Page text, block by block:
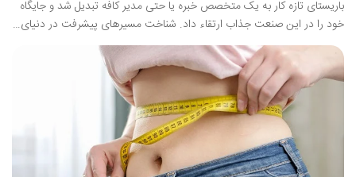
باریستای تازه کار به یک متخصص خبره یا حتی مدیر کافه تبدیل شد و جایگاه
خود را در این صنعت جذاب ارتقاء داد. شناخت مسیرهای پیشرفت در دنیای…